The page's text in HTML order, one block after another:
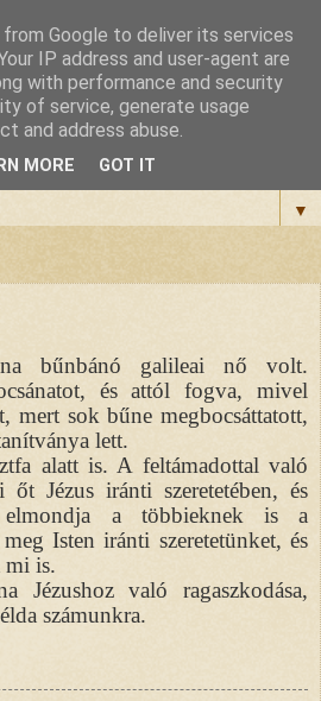
honlapomra ellátogatót.
▼
bűnbánó galileai nő volt.
és attól fogva, mivel
mert sok bűne megbocsáttatott,
lett.
alatt is. A feltámadottal való
őt Jézus iránti szeretetében, és
a többieknek is a
Isten iránti szeretetünket, és
mi is.
Jézushoz való ragaszkodása,
számunkra.
Google to deliver its services
IP address and user-agent are
with performance and security
of service, generate usage
and address abuse.
MORE GOT IT